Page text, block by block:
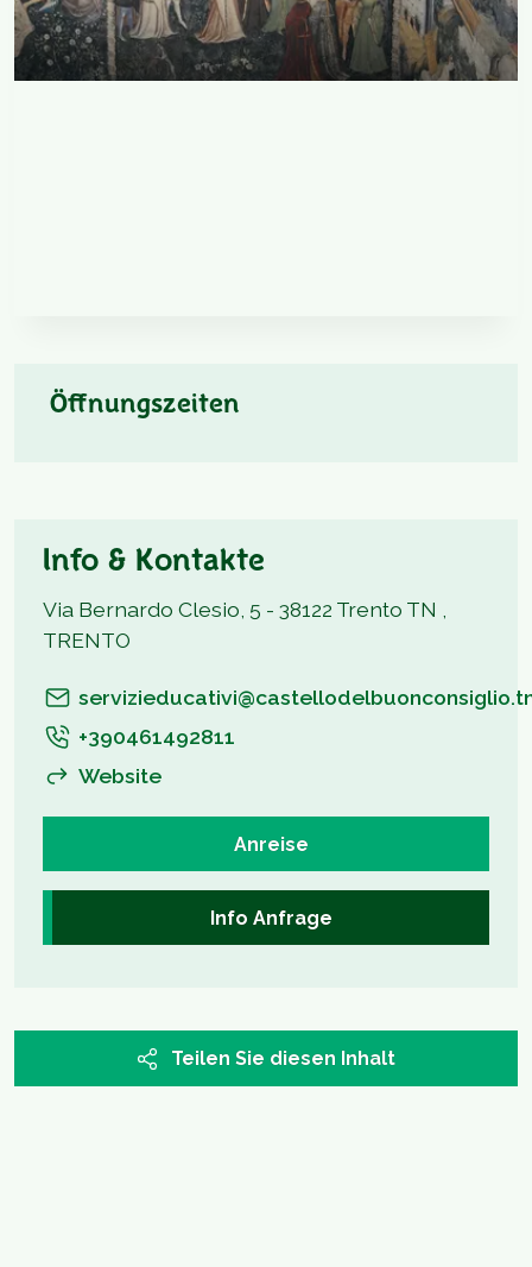
Öffnungszeiten
Info & Kontakte
Via Bernardo Clesio, 5 - 38122 Trento TN ,
TRENTO
+390461492811
Website
Anreise
Info Anfrage
Teilen Sie diesen Inhalt